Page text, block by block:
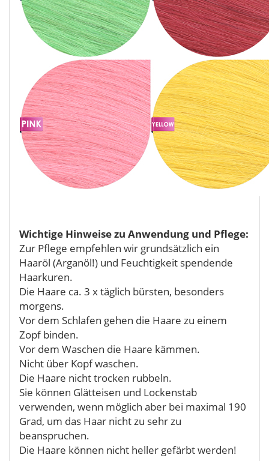
Wichtige Hinweise zu Anwendung und Pflege:
Zur Pflege empfehlen wir grundsätzlich ein
Haaröl (Arganöl!) und Feuchtigkeit spendende
Haarkuren.
Die Haare ca. 3 x täglich bürsten, besonders
morgens.
Vor dem Schlafen gehen die Haare zu einem
Zopf binden.
Vor dem Waschen die Haare kämmen.
Nicht über Kopf waschen.
Die Haare nicht trocken rubbeln.
Sie können Glätteisen und Lockenstab
verwenden, wenn möglich aber bei maximal 190
Grad, um das Haar nicht zu sehr zu
beanspruchen.
Die Haare können nicht heller gefärbt werden!